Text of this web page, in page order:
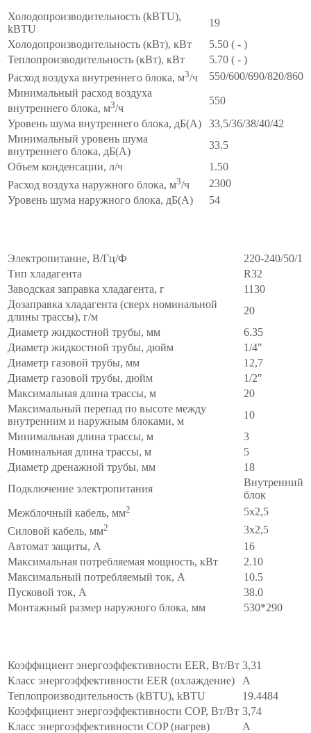
Холодопроизводительность (kBTU),
kBTU
19
Холодопроизводительность (кВт), кВт
5.50 ( - )
Теплопроизводительность (кВт), кВт
5.70 ( - )
Расход воздуха внутреннего блока, м3/ч
550/600/690/820/860
Минимальный расход воздуха
внутреннего блока, м3/ч
550
Уровень шума внутреннего блока, дБ(А)
33,5/36/38/40/42
Минимальный уровень шума
внутреннего блока, дБ(А)
33.5
Объем конденсации, л/ч
1.50
Расход воздуха наружного блока, м3/ч
2300
Уровень шума наружного блока, дБ(А)
54
Электропитание, В/Гц/Ф
220-240/50/1
Тип хладагента
R32
Заводская заправка хладагента, г
1130
Дозаправка хладагента (сверх номинальной
длины трассы), г/м
20
Диаметр жидкостной трубы, мм
6.35
Диаметр жидкостной трубы, дюйм
1/4"
Диаметр газовой трубы, мм
12,7
Диаметр газовой трубы, дюйм
1/2"
Максимальная длина трассы, м
20
Максимальный перепад по высоте между
внутренним и наружным блоками, м
10
Минимальная длина трассы, м
3
Номинальная длина трассы, м
5
Диаметр дренажной трубы, мм
18
Подключение электропитания
Внутренний
блок
Межблочный кабель, мм2
5x2,5
Силовой кабель, мм2
3x2,5
Автомат защиты, А
16
Максимальная потребляемая мощность, кВт
2.10
Максимальный потребляемый ток, А
10.5
Пусковой ток, А
38.0
Монтажный размер наружного блока, мм
530*290
Коэффициент энергоэффективности EER, Вт/Вт 3,31
Класс энергоэффективности EER (охлаждение)
A
Теплопроизводительность (kBTU), kBTU
19.4484
Коэффициент энергоэффективности COP, Вт/Вт 3,74
Класс энергоэффективности COP (нагрев)
A